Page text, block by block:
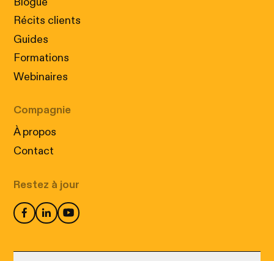
Blogue
Récits clients
Guides
Formations
Webinaires
Compagnie
À propos
Contact
Restez à jour